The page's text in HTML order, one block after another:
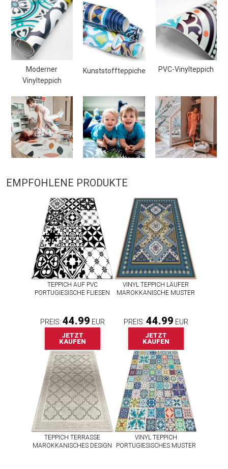
Moderner
Vinylteppich
Kunststoffteppiche PVC-Vinylteppich
EMPFOHLENE PRODUKTE
TEPPICH AUF PVC
PORTUGIESISCHE FLIESEN
PREIS: 44.99 EUR
JETZT
KAUFEN
VINYL TEPPICH LÄUFER
MAROKKANISCHE MUSTER
PREIS: 44.99 EUR
JETZT
KAUFEN
TEPPICH TERRASSE
MAROKKANISCHES DESIGN
VINYL TEPPICH
PORTUGIESISCHES MUSTER